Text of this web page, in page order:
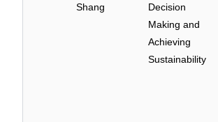
Shang
Decision
Making and
Achieving
Sustainability